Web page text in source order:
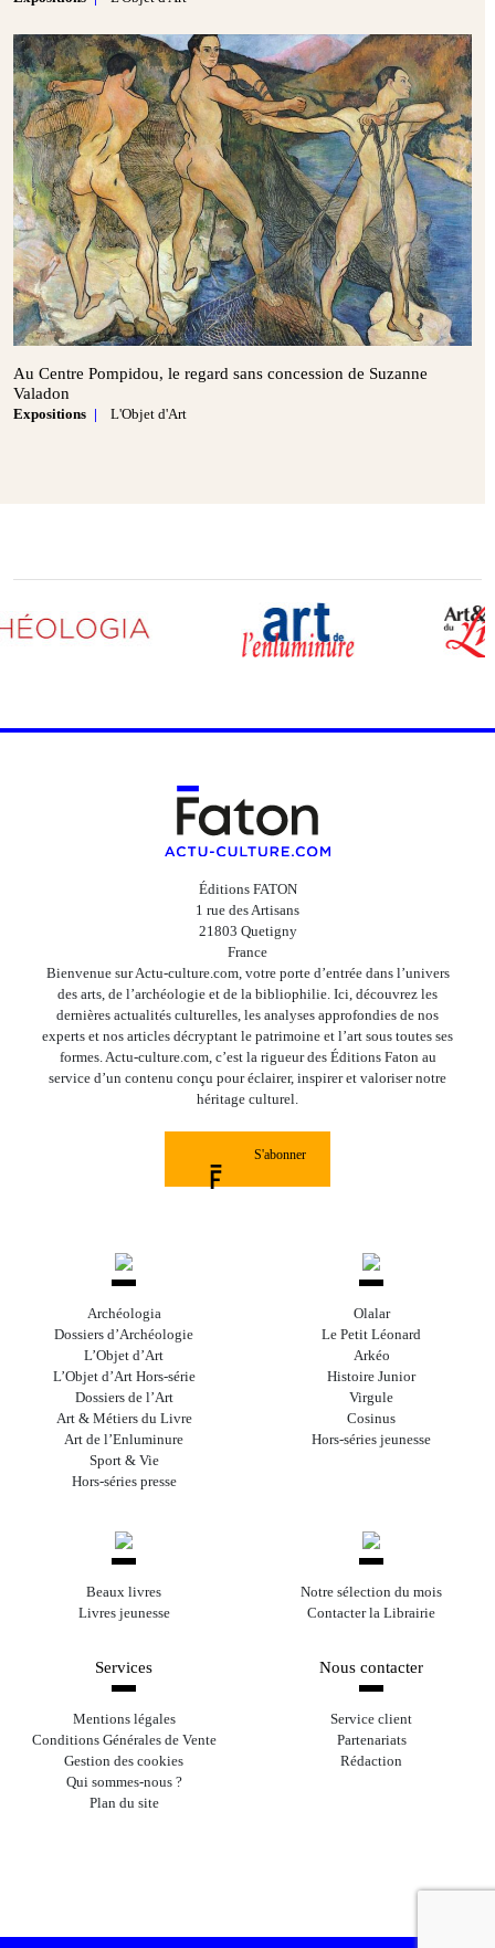
Au Centre Pompidou, le regard sans concession de Suzanne
Valadon
Expositions L'Objet d'Art
Éditions FATON
1 rue des Artisans
21803 Quetigny
France
Bienvenue sur Actu-culture.com, votre porte d’entrée dans l’univers
des arts, de l’archéologie et de la bibliophilie. Ici, découvrez les
dernières actualités culturelles, les analyses approfondies de nos
experts et nos articles décryptant le patrimoine et l’art sous toutes ses
formes. Actu-culture.com, c’est la rigueur des Éditions Faton au
service d’un contenu conçu pour éclairer, inspirer et valoriser notre
héritage culturel.
S'abonner
Archéologia
Dossiers d’Archéologie
L’Objet d’Art
L’Objet d’Art Hors-série
Dossiers de l’Art
Art & Métiers du Livre
Art de l’Enluminure
Sport & Vie
Hors-séries presse
Olalar
Le Petit Léonard
Arkéo
Histoire Junior
Virgule
Cosinus
Hors-séries jeunesse
Beaux livres
Livres jeunesse
Notre sélection du mois
Contacter la Librairie
Services
Mentions légales
Conditions Générales de Vente
Gestion des cookies
Qui sommes-nous ?
Plan du site
Nous contacter
Service client
Partenariats
Rédaction